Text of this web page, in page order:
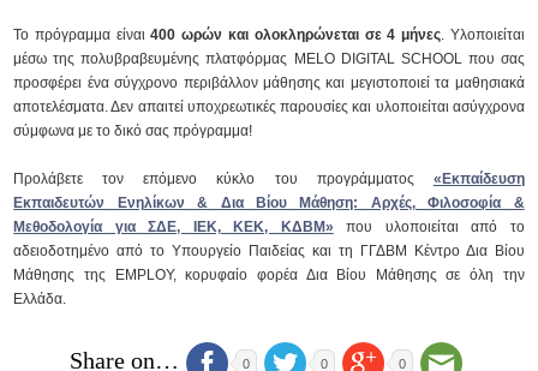
Το πρόγραμμα είναι400 ωρών και ολοκληρώνεται σε 4 μήνες. Υλοποιείται
μέσω της πολυβραβευμένης πλατφόρμας MELO DIGITAL SCHOOL που σας
προσφέρει ένα σύγχρονο περιβάλλον μάθησης και μεγιστοποιεί τα μαθησιακά
αποτελέσματα. Δεν απαιτεί υποχρεωτικές παρουσίες και υλοποιείται ασύγχρονα
σύμφωνα με το δικό σας πρόγραμμα!
Προλάβετε τον επόμενο κύκλο του προγράμματος «Εκπαίδευση
Εκπαιδευτών Ενηλίκων & Δια Βίου Μάθηση: Αρχές, Φιλοσοφία &
Μεθοδολογία για ΣΔΕ, ΙΕΚ, ΚΕΚ, ΚΔΒΜ» που υλοποιείται από το
αδειοδοτημένο από το Υπουργείο Παιδείας και τη ΓΓΔΒΜ Κέντρο Δια Βίου
Μάθησης της EMPLOY, κορυφαίο φορέα Δια Βίου Μάθησης σε όλη την
Ελλάδα.
Share on… 0 0 0